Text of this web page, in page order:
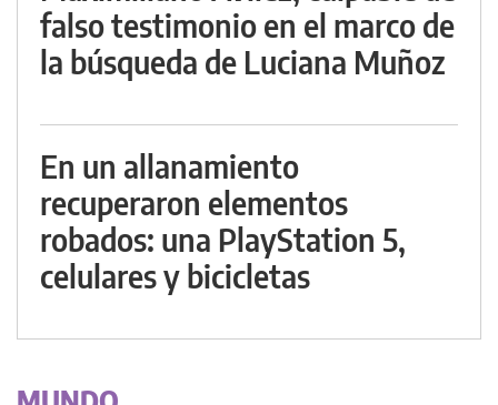
falso testimonio en el marco de
la búsqueda de Luciana Muñoz
En un allanamiento
recuperaron elementos
robados: una PlayStation 5,
celulares y bicicletas